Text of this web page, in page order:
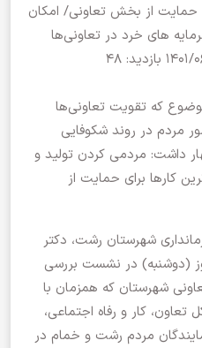
حمایت از بخش تعاونی/ امکان
های خرد در تعاونی‌ها
که تقویت تعاونی‌ها
مردم در روند شکوفایی
داشت: مردمی کردن تولید و
کارها برای حمایت از
شهرستان رشت، دکتر
(دوشنبه) در نشست بررسی
شهرستان که همزمان با
کار و رفاه اجتماعی،
مردم رشت و خمام در